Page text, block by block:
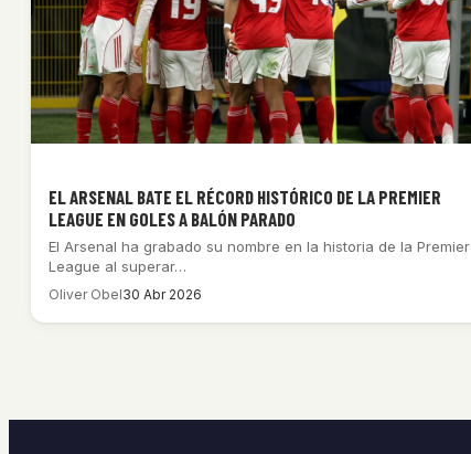
EL ARSENAL BATE EL RÉCORD HISTÓRICO DE LA PREMIER
LEAGUE EN GOLES A BALÓN PARADO
El Arsenal ha grabado su nombre en la historia de la Premier
League al superar…
Oliver Obel30 Abr 2026